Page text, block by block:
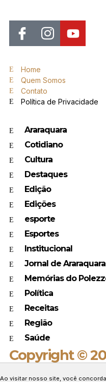
Home
Quem Somos
Contato
Política de Privacidade
Araraquara
Cotidiano
Cultura
Destaques
Edição
Edições
esporte
Esportes
Institucional
Jornal de Araraquara
Memórias do
Política
Receitas
Região
Saúde
Copyright ©
Ao visitar nosso site, você